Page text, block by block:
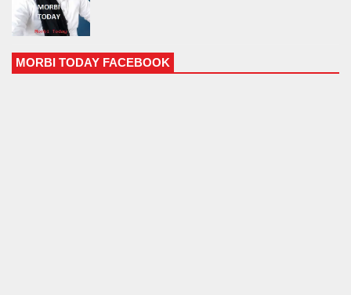
MORBI TODAY FACEBOOK